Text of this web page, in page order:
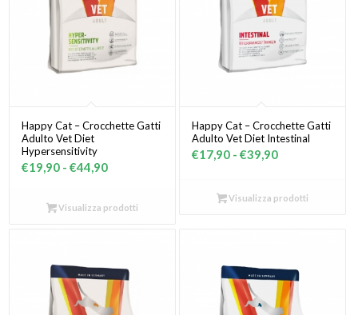
Happy Cat – Crocchette Gatti
Adulto Vet Diet
Hypersensitivity
€19,90 - €44,90Fascia
prezzo:
€44,90
Visualizza prodotti
Happy Cat – Crocchette Gatti
Adulto Vet Diet Intestinal
€17,90 - €39,90Fascia
prezzo:
€39,90
Visualizza prodotti